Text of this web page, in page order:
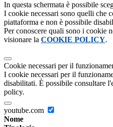
In questa schermata è possibile
I cookie necessari sono quelli che
piattaforma e non è possibile
Per conoscere quali sono i cookie
visionare la COOKIE POLICY.
Cookie necessari per il
I cookie necessari per il
disabilitati. È possibile consultare
policy.
youtube.com
Nome